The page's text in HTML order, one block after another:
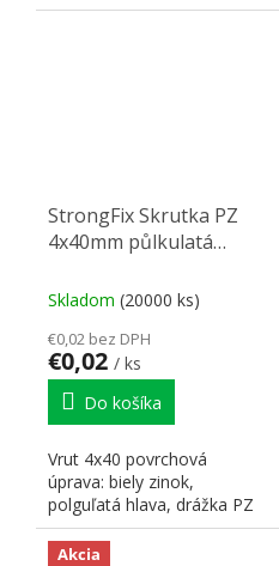
StrongFix Skrutka PZ
4x40mm půlkulatá
Skladom (20000 ks)
€0,02 bez DPH
€0,02 / ks
Do košíka
Vrut 4x40 povrchová
úprava: biely zinok,
polguľatá hlava, drážka PZ
Akcia